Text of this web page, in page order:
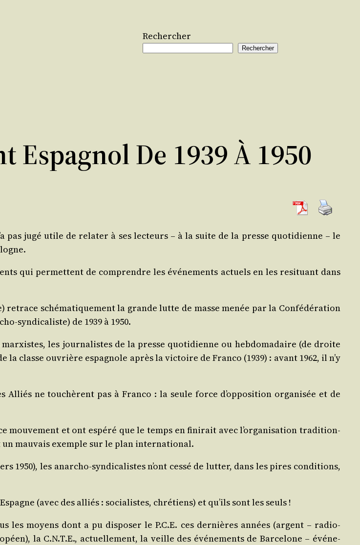
Rechercher
Rechercher
Espagnol De 1939 À 1950
pas jugé utile de rela­ter à ses lec­teurs – à la suite de la presse quo­ti­dienne – le
qui per­mettent de com­prendre les évé­ne­ments actuels en les resi­tuant dans
retrace sché­ma­ti­que­ment la grande lutte de masse menée par la Confé­dé­ra­tion
syn­di­ca­liste) de 1939 à 1950.
les jour­na­listes de la presse quo­ti­dienne ou heb­do­ma­daire (de droite
classe ouvrière espa­gnole après la vic­toire de Fran­co (1939) : avant 1962, il n’y
ne tou­chèrent pas à Fran­co : la seule force d’opposition orga­ni­sée et de
mou­ve­ment et ont espé­ré que le temps en fini­rait avec l’organisation tra­di­tion­
mau­vais exemple sur le plan international.
1950), les anar­cho-syn­di­ca­listes n’ont ces­sé de lut­ter, dans les pires condi­tions,
(avec des alliés : socia­listes, chré­tiens) et qu’ils sont les seuls !
les moyens dont a pu dis­po­ser le P.C.E. ces der­nières années (argent – radio-
la C.N.T.E., actuel­le­ment, la veille des évé­ne­ments de Bar­ce­lone – évé­ne­